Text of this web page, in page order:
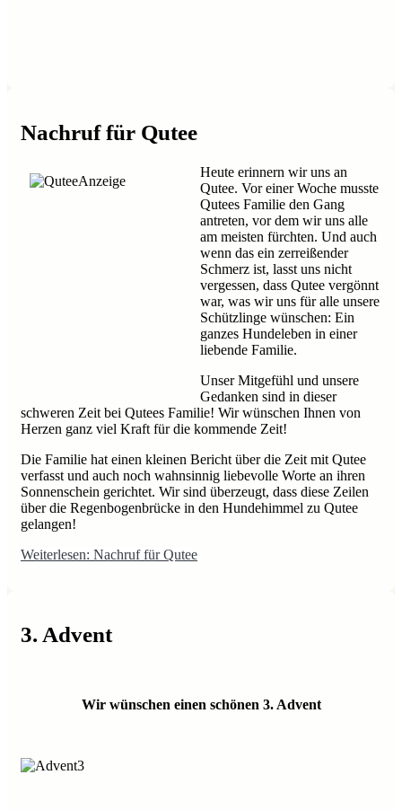
Nachruf für Qutee
Heute erinnern wir uns an
Qutee. Vor einer Woche musste
Qutees Familie den Gang
antreten, vor dem wir uns alle
am meisten fürchten. Und auch
wenn das ein zerreißender
Schmerz ist, lasst uns nicht
vergessen, dass Qutee vergönnt
war, was wir uns für alle unsere
Schützlinge wünschen: Ein
ganzes Hundeleben in einer
liebende Familie.
Unser Mitgefühl und unsere
Gedanken sind in dieser
schweren Zeit bei Qutees Familie! Wir wünschen Ihnen von
Herzen ganz viel Kraft für die kommende Zeit!
Die Familie hat einen kleinen Bericht über die Zeit mit Qutee
verfasst und auch noch wahnsinnig liebevolle Worte an ihren
Sonnenschein gerichtet. Wir sind überzeugt, dass diese Zeilen
über die Regenbogenbrücke in den Hundehimmel zu Qutee
gelangen!
Weiterlesen: Nachruf für Qutee
3. Advent
Wir wünschen einen schönen 3. Advent